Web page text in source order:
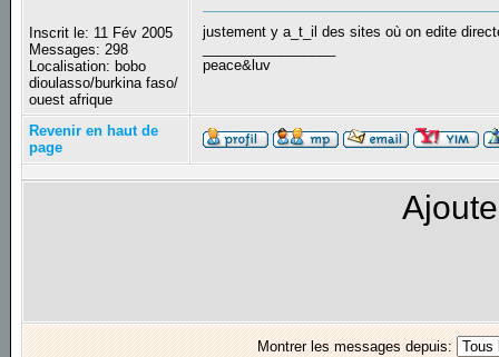
Inscrit le: 11 Fév 2005
Messages: 298
Localisation: bobo
dioulasso/burkina faso/
ouest afrique
justement y a_t_il des sites où on edite
peace&luv
Revenir en haut de
page
Montrer les messages depuis: